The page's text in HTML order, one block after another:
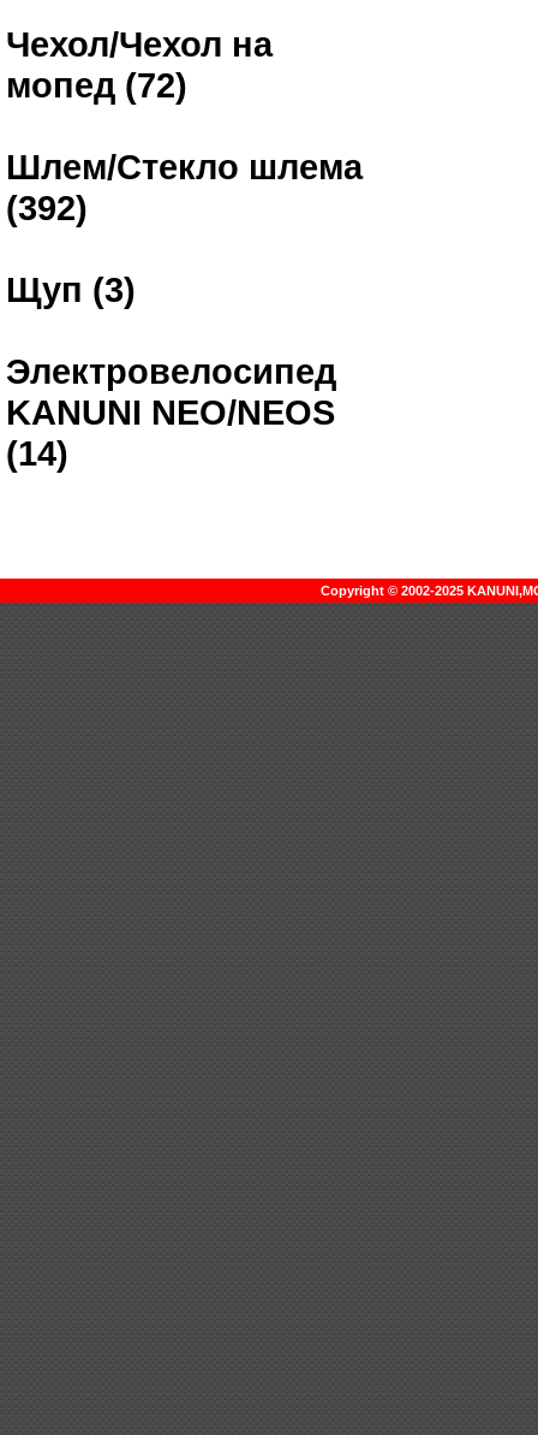
Чехол/Чехол на
мопед (72)
Шлем/Стекло шлема
(392)
Щуп (3)
Электровелосипед
KANUNI NEO/NEOS
(14)
Copyright © 2002-2025